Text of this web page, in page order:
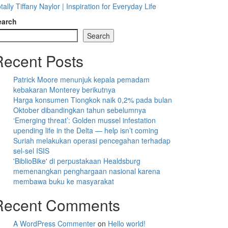
Tiffany Naylor | Inspiration for Everyday Life
Search
Posts
Patrick Moore menunjuk kepala pemadam
kebakaran Monterey berikutnya
Harga konsumen Tiongkok naik 0,2% pada bulan
Oktober dibandingkan tahun sebelumnya
‘Emerging threat’: Golden mussel infestation
upending life in the Delta — help isn’t coming
Suriah melakukan operasi pencegahan terhadap
sel-sel ISIS
'BiblioBike' di perpustakaan Healdsburg
memenangkan penghargaan nasional karena
membawa buku ke masyarakat
Comments
A WordPress Commenter on Hello world!